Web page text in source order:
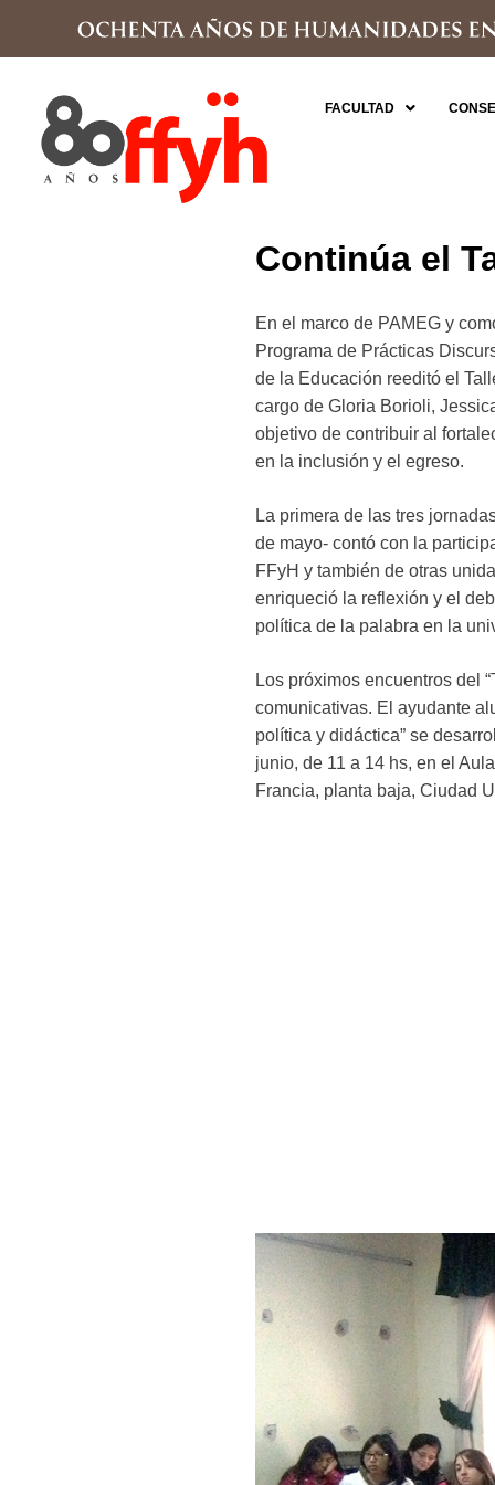
FACULTAD
Continúa el
En el marco de PAMEG y
Programa de Prácticas
de la Educación reeditó el
cargo de Gloria Borioli,
objetivo de contribuir al
en la inclusión y el egreso.
La primera de las tres
de mayo- contó con la
FFyH y también de otras
enriqueció la reflexión y el
política de la palabra en la
Los próximos encuentros del
comunicativas. El ayudante
política y didáctica” se
junio, de 11 a 14 hs, en el
Francia, planta baja, Ciudad